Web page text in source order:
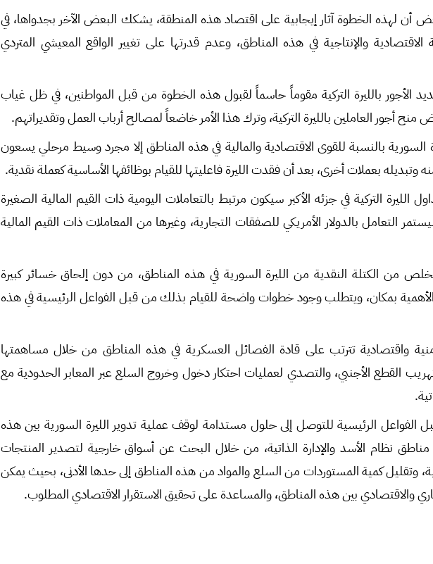
أن لهذه الخطوة آثار إيجابية على اقتصاد هذه المنطقة، يشكك البعض الآخر بجدواها، في
والإنتاجية في هذه المناطق، وعدم قدرتها على تغيير الواقع المعيشي المتردي
الأجور بالليرة التركية مقوماً حاسماً لقبول هذه الخطوة من قبل المواطنين، في ظل غياب
أجور العاملين بالليرة التركية، وترك هذا الأمر خاضعاً لمصالح أرباب العمل وتقديراتهم.
السورية بالنسبة للقوى الاقتصادية والمالية في هذه المناطق إلا مجرد وسيط مرحلي يسعون
بعملات أخرى، بعد أن فقدت الليرة فاعليتها للقيام بوظائفها الأساسية كعملة نقدية.
الليرة التركية في جزئه الأكبر سيكون مرتبط بالتعاملات اليومية ذات القيم المالية الصغيرة
التعامل بالدولار الأمريكي للصفقات التجارية، وغيرها من المعاملات ذات القيم المالية
من الكتلة النقدية من الليرة السورية في هذه المناطق، من دون إلحاق خسائر كبيرة
بمكان، ويتطلب وجود خطوات واضحة للقيام بذلك من قبل الفواعل الرئيسية في هذه
واقتصادية تترتب على قادة الفصائل العسكرية في هذه المناطق من خلال مساهمتها
القطع الأجنبي، والتصدي لعمليات احتكار دخول وخروج السلع عبر المعابر الحدودية مع
الرئيسية للتوصل إلى حلول مستدامة لوقف عملية تدوير الليرة السورية بين هذه
نظام الأسد والإدارة الذاتية، من خلال البحث عن أسواق خارجية لتصدير المنتجات
وتقليل كمية المستوردات من السلع والمواد من هذه المناطق إلى حدها الأدنى، بحيث يمكن
والاقتصادي بين هذه المناطق، والمساعدة على تحقيق الاستقرار الاقتصادي المطلوب.